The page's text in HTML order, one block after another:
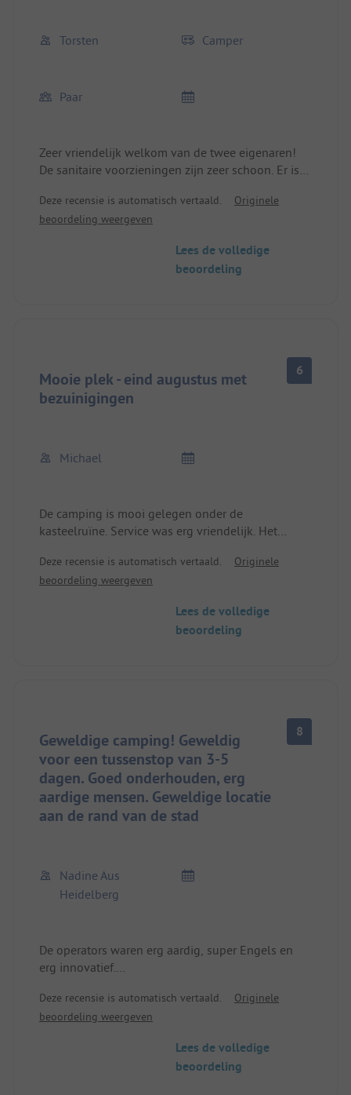
Torsten Camper
Paar
Zeer vriendelijk welkom van de twee eigenaren!
De sanitaire voorzieningen zijn zeer schoon. Er is
leidt langs de ruïne. Winkels voor de dagelijkse
behoeften zijn aanwezig. Grote antiekmarkt.
Deze recensie is automatisch vertaald.
Originele
beoordeling weergeven
Lees de volledige
beoordeling
Mooie plek - eind augustus met
bezuinigingen
6
Michael
De camping is mooi gelegen onder de
kasteelruïne. Service was erg vriendelijk. Het
nog wat oudere maar schone douches en een
invalidentoilet voor de camping. Misschien heb ik
ligt op loopafstand (ongeveer tien minuten). De
camping is goed geschikt voor een overnachting.
Deze recensie is automatisch vertaald.
Originele
beoordeling weergeven
Lees de volledige
beoordeling
Geweldige camping! Geweldig
voor een tussenstop van 3-5
dagen. Goed onderhouden, erg
aardige mensen. Geweldige locatie
aan de rand van de stad
8
Nadine Aus
Heidelberg
De operators waren erg aardig, super Engels en
erg innovatief.
Zeer rustige camping met veel bomen, mooi
onderhouden, grote percelen. We hadden veel
Het dorp is snel te bereiken via een wandelpad.
Bakker, supermarkt, slager en apotheek aanwezig.
Deze recensie is automatisch vertaald.
Originele
beoordeling weergeven
Lees de volledige
beoordeling